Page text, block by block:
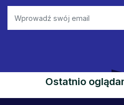
Ostatnio